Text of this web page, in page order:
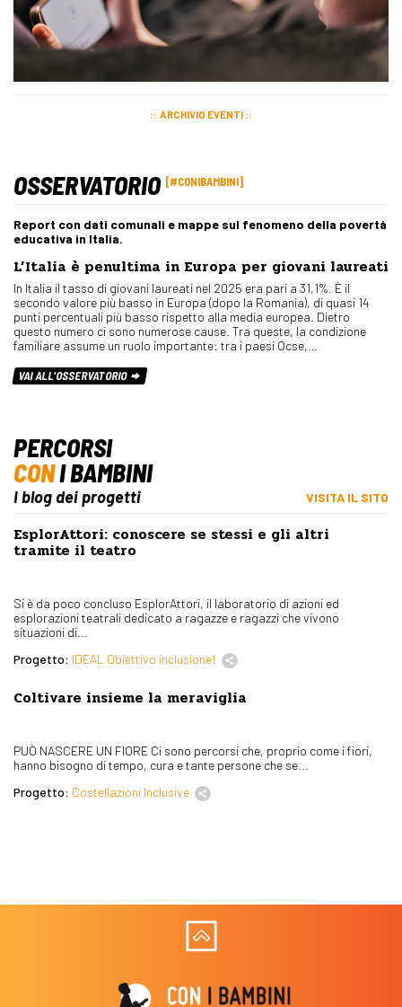
ARCHIVIO EVENTI
OSSERVATORIO #CONIBAMBINI
Report con dati comunali e mappe sul fenomeno della povertà
educativa in Italia.
L’Italia è penultima in Europa per giovani laureati
In Italia il tasso di giovani laureati nel 2025 era pari a 31,1%. È il
secondo valore più basso in Europa (dopo la Romania), di quasi 14
punti percentuali più basso rispetto alla media europea. Dietro
questo numero ci sono numerose cause. Tra queste, la condizione
familiare assume un ruolo importante: tra i paesi Ocse,…
VAI ALL'OSSERVATORIO
PERCORSI
CONI BAMBINI
I blog dei progetti VISITA IL SITO
EsplorAttori: conoscere se stessi e gli altri
tramite il teatro
Si è da poco concluso EsplorAttori, il laboratorio di azioni ed
esplorazioni teatrali dedicato a ragazze e ragazzi che vivono
situazioni di...
Progetto: IDEAL Obiettivo inclusione!
Coltivare insieme la meraviglia
PUÒ NASCERE UN FIORE Ci sono percorsi che, proprio come i fiori,
hanno bisogno di tempo, cura e tante persone che se...
Progetto: Costellazioni Inclusive